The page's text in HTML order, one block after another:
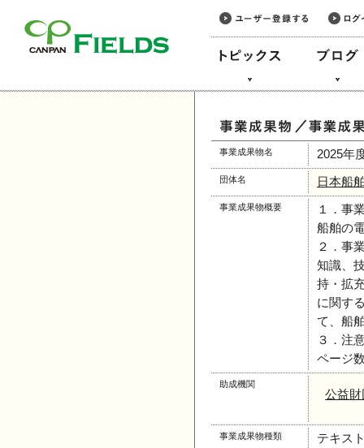
事業成果物名 2025年
団体名 日本船
事業成果物概要
１．事
船舶の
２．事
知識、
持・拡
に関す
て、船
３．注
ページ
助成機関
公益
事業成果物種類 テキス